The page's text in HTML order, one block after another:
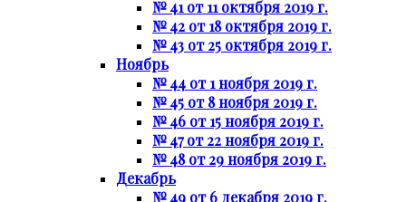
№ 41 от 11 октября 2019 г.
№ 42 от 18 октября 2019 г.
№ 43 от 25 октября 2019 г.
Ноябрь
№ 44 от 1 ноября 2019 г.
№ 45 от 8 ноября 2019 г.
№ 46 от 15 ноября 2019 г.
№ 47 от 22 ноября 2019 г.
№ 48 от 29 ноября 2019 г.
Декабрь
№ 49 от 6 декабря 2019 г.